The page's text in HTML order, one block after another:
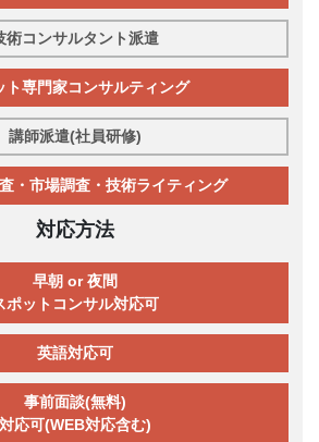
術コンサルタント派遣
ト専門家コンサルティング
講師派遣(社員研修)
・市場調査・技術ライティング
対応方法
早朝 or 夜間
ポットコンサル対応可
英語対応可
事前面談(無料)
対応可(WEB対応含む)